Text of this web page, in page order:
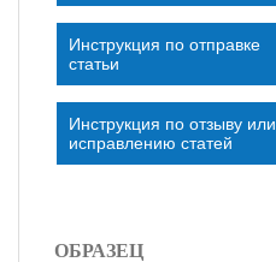
Инструкция по отправке
статьи
Инструкция по отзыву или
исправлению статей
ОБРАЗЕЦ